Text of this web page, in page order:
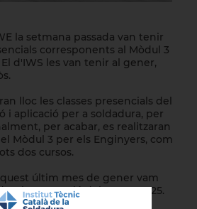
la setmana passada van tenir
corresponents al Mòdul 3
d'IWS les van tenir al gener,
lloc les classes presencials del
i aplicació per a soldadura, per
per acabar, es realitzaran
Mòdul 3 per els Enginyers, com
dos cursos.
últim mes de gener vam
a la promoció dels anys 24-25.